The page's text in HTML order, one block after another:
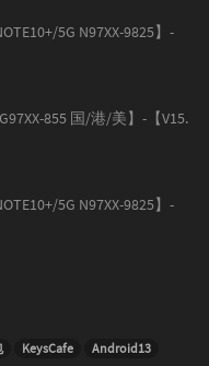
5G N97XX-9825】-
855 国/港/美】-【V15.
5G N97XX-9825】-
KeysCafe Android13